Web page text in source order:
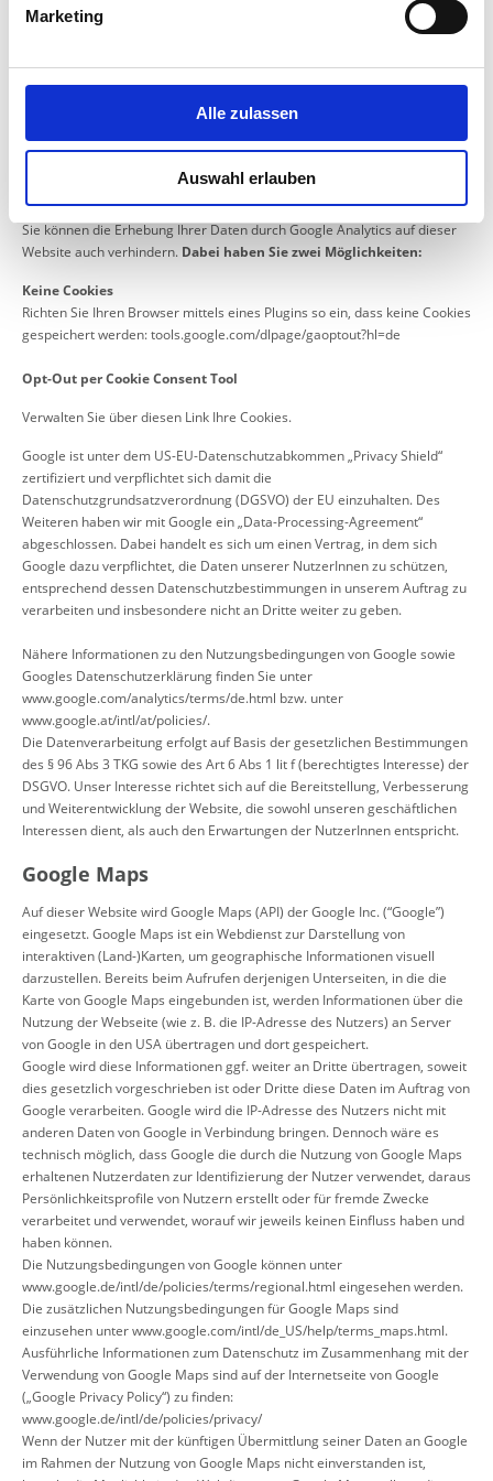
Marketing
Alle zulassen
Auswahl erlauben
Diese Website verwendet die von Google Analytics gebotene Möglichkeit
der Website auszuwerten, um Reports über die Websiteaktivitäten
zusammen-zustellen und um weitere mit der Websitenutzung und der
im Rahmen von Google Analytics von Ihrem Browser übermittelte IP-
Adresse wird von Google nicht mit anderen Daten zusammengeführt.
Sie können die Erhebung Ihrer Daten durch Google Analytics auf dieser
Website auch verhindern. Dabei haben Sie zwei Möglichkeiten:
Keine Cookies
Richten Sie Ihren Browser mittels eines Plugins so ein, dass keine Cookies
gespeichert werden:tools.google.com/dlpage/gaoptout?hl=de
Opt-Out per Cookie Consent Tool
Verwalten Sie überdiesen Link Ihre Cookies.
Google ist unter dem US-EU-Datenschutzabkommen „Privacy Shield“
zertifiziert und verpflichtet sich damit die
Datenschutzgrundsatzverordnung (DGSVO) der EU einzuhalten. Des
Weiteren haben wir mit Google ein „Data-Processing-Agreement“
abgeschlossen. Dabei handelt es sich um einen Vertrag, in dem sich
Google dazu verpflichtet, die Daten unserer NutzerInnen zu schützen,
entsprechend dessen Datenschutzbestimmungen in unserem Auftrag zu
verarbeiten und insbesondere nicht an Dritte weiter zu geben.
Nähere Informationen zu den Nutzungsbedingungen von Google sowie
Googles Datenschutzerklärung finden Sie unter
www.google.com/analytics/terms/de.html bzw. unter
www.google.at/intl/at/policies/.
Die Datenverarbeitung erfolgt auf Basis der gesetzlichen Bestimmungen
des § 96 Abs 3 TKG sowie des Art 6 Abs 1 lit f (berechtigtes Interesse) der
DSGVO. Unser Interesse richtet sich auf die Bereitstellung, Verbesserung
und Weiterentwicklung der Website, die sowohl unseren geschäftlichen
Interessen dient, als auch den Erwartungen der NutzerInnen entspricht.
Google Maps
Auf dieser Website wird Google Maps (API) der Google Inc. (“Google”)
eingesetzt. Google Maps ist ein Webdienst zur Darstellung von
interaktiven (Land-)Karten, um geographische Informationen visuell
darzustellen. Bereits beim Aufrufen derjenigen Unterseiten, in die die
Karte von Google Maps eingebunden ist, werden Informationen über die
Nutzung der Webseite (wie z. B. die IP-Adresse des Nutzers) an Server
von Google in den USA übertragen und dort gespeichert.
Google wird diese Informationen ggf. weiter an Dritte übertragen, soweit
dies gesetzlich vorgeschrieben ist oder Dritte diese Daten im Auftrag von
Google verarbeiten. Google wird die IP-Adresse des Nutzers nicht mit
anderen Daten von Google in Verbindung bringen. Dennoch wäre es
technisch möglich, dass Google die durch die Nutzung von Google Maps
erhaltenen Nutzerdaten zur Identifizierung der Nutzer verwendet, daraus
Persönlichkeitsprofile von Nutzern erstellt oder für fremde Zwecke
verarbeitet und verwendet, worauf wir jeweils keinen Einfluss haben und
haben können.
Die Nutzungsbedingungen von Google können unter
www.google.de/intl/de/policies/terms/regional.html eingesehen werden.
Die zusätzlichen Nutzungsbedingungen für Google Maps sind
einzusehen unterwww.google.com/intl/de_US/help/terms_maps.html.
Ausführliche Informationen zum Datenschutz im Zusammenhang mit der
Verwendung von Google Maps sind auf der Internetseite von Google
(„Google Privacy Policy“) zu finden:
www.google.de/intl/de/policies/privacy/
Wenn der Nutzer mit der künftigen Übermittlung seiner Daten an Google
im Rahmen der Nutzung von Google Maps nicht einverstanden ist,